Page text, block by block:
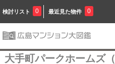
検討リスト 0 最近見た物件 0
大手町パークホームズ（